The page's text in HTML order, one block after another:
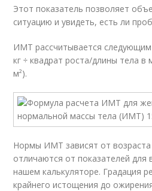
Этот показатель позволяет
ситуацию и увидеть, есть ли
ИМТ рассчитывается
кг ÷ квадрат роста/длины тела в
м²).
Нормы ИМТ зависят от возраста
отличаются от показателей для
нашем калькуляторе. Градация
крайнего истощения до